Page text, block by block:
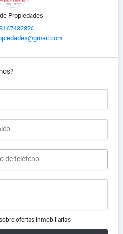
Propiedades
3167432826
ofertas inmobiliarias